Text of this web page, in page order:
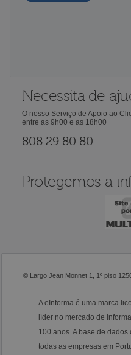
Necessita de
O nosso Serviço de Apoio ao
entre as 9h00 e as 18h00
808 29 80 80
Protegemos a
© Largo Jean Monnet 1, 1º piso
A eInforma é uma marca
líder no mercado de
100 anos. A base de dados
todas as empresas em